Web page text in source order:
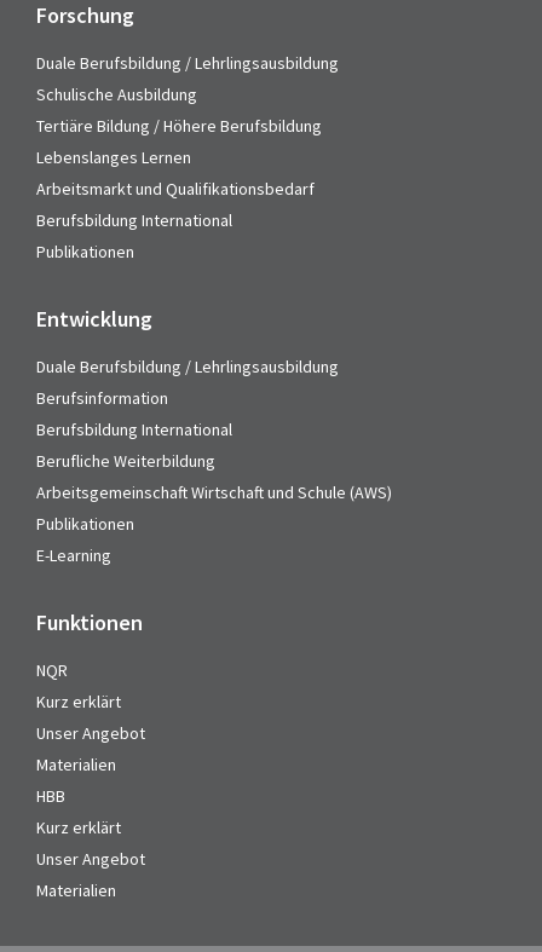
Forschung
Duale Berufsbildung / Lehrlingsausbildung
Schulische Ausbildung
Tertiäre Bildung / Höhere Berufsbildung
Lebenslanges Lernen
Arbeitsmarkt und Qualifikationsbedarf
Berufsbildung International
Publikationen
Entwicklung
Duale Berufsbildung / Lehrlingsausbildung
Berufsinformation
Berufsbildung International
Berufliche Weiterbildung
Arbeitsgemeinschaft Wirtschaft und Schule (AWS)
Publikationen
E-Learning
Funktionen
NQR
Kurz erklärt
Unser Angebot
Materialien
HBB
Kurz erklärt
Unser Angebot
Materialien